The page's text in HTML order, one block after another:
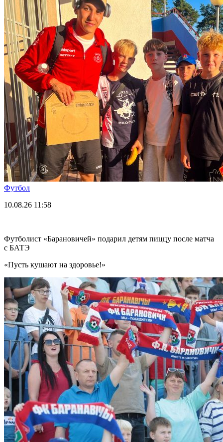
Футбол
10.08.26 11:58
Футболист «Барановичей» подарил детям пиццу после матча
с БАТЭ
«Пусть кушают на здоровье!»